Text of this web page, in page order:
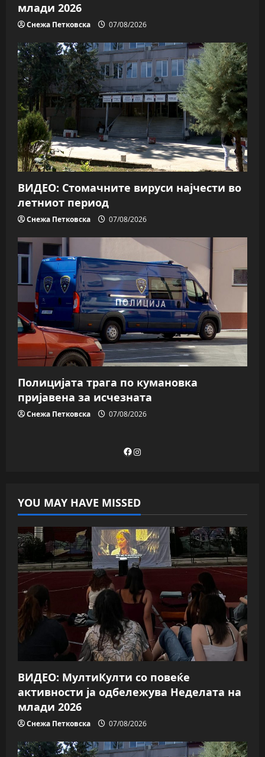
млади 2026
Снежа Петковска 07/08/2026
ВИДЕО: Стомачните вируси најчести во
летниот период
Снежа Петковска 07/08/2026
Полицијата трага пo кумановка
пријавена за исчезната
Снежа Петковска 07/08/2026
Facebook
Instagram
YOU MAY HAVE MISSED
ВИДЕО: МултиКулти со повеќе
активности ја одбележува Неделата на
млади 2026
Снежа Петковска 07/08/2026